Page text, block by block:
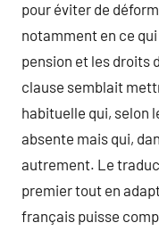
pour éviter de
notamment en ce
pension et les droits
clause semblait
habituelle qui, selon
absente mais qui,
autrement. Le
premier tout en
français puisse